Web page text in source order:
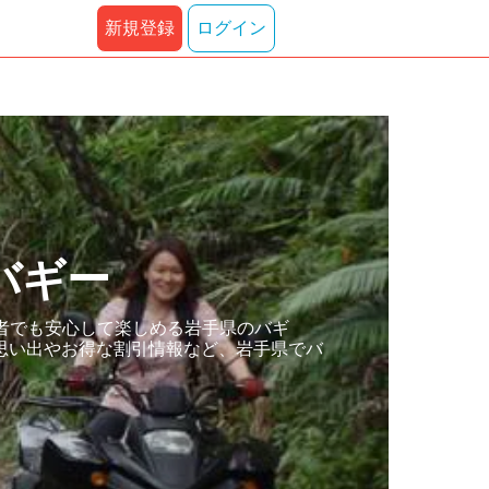
新規登録 ログイン
ギー
も安心して楽しめる岩手県のバギ
出やお得な割引情報など、岩手県でバ